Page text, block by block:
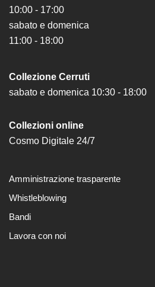
10:00 - 17:00
sabato e domenica
11:00 - 18:00
Collezione Cerruti
sabato e domenica 10:30 - 18:00
Collezioni online
Cosmo Digitale 24/7
Amministrazione trasparente
Whistleblowing
Bandi
Lavora con noi